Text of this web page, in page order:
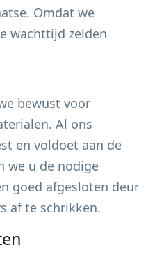
Omdat we
wachttijd zelden
bewust voor
Al ons
en voldoet aan de
we u de nodige
goed afgesloten deur
af te schrikken.